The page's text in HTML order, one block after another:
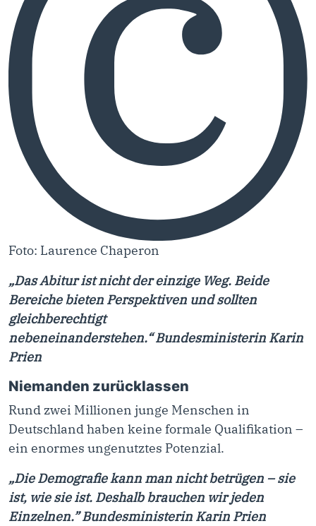
Foto: Laurence Chaperon
„Das Abitur ist nicht der einzige Weg. Beide
Bereiche bieten Perspektiven und sollten
gleichberechtigt
nebeneinanderstehen.“ Bundesministerin Karin
Prien
Niemanden zurücklassen
Rund zwei Millionen junge Menschen in
Deutschland haben keine formale Qualifikation –
ein enormes ungenutztes Potenzial.
„Die Demografie kann man nicht betrügen – sie
ist, wie sie ist. Deshalb brauchen wir jeden
Einzelnen.” Bundesministerin Karin Prien